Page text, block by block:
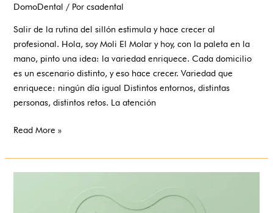
DomoDental / Porcsadental
Salir de la rutina del sillón estimula y hace crecer al
profesional. Hola, soy Moli El Molar y hoy, con la paleta en la
mano, pinto una idea: la variedad enriquece. Cada domicilio
es un escenario distinto, y eso hace crecer. Variedad que
enriquece: ningún día igual Distintos entornos, distintas
personas, distintos retos. La atención
Read More »